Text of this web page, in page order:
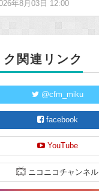
年8月03日 12:00
関連リンク
@cfm_miku
facebook
YouTube
ニコニコチャンネル